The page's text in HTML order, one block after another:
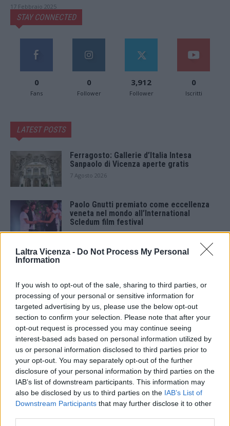
Laltra Vicenza - Do Not Process My Personal
Information
If you wish to opt-out of the sale, sharing to third parties, or
processing of your personal or sensitive information for
targeted advertising by us, please use the below opt-out
section to confirm your selection. Please note that after your
opt-out request is processed you may continue seeing
interest-based ads based on personal information utilized by
us or personal information disclosed to third parties prior to
your opt-out. You may separately opt-out of the further
disclosure of your personal information by third parties on the
IAB’s list of downstream participants. This information may
also be disclosed by us to third parties on the IAB’s List of
Downstream Participants that may further disclose it to other
17 Febbraio 2025
STAY CONNECTED
0
Fans
0
Follower
3,912
Follower
0
Iscritti
LATEST POSTS
Ferragosto: Gallerie d’Italia Intesa
Sanpaolo di Vicenza aperte gratis
7 Agosto 2026
Paolo Gnutti premiato come eccellenza
veneta nel mondo all’International
Scledum film festival
6 Agosto 2026
Berici in Festival 2026: a Lonigo “Little
“Teatro in casa”: il 5 agosto il primo
spettacolo a Marano Vicentino con Maria
Celeste Carobene
4 Agosto 2026
Salotti Urbani 2026 al Bixio di Vicenza:
agosto inizia con libri, poesie e musica
3 Agosto 2026
Vicenza, Gallerie d’Italia aperta e gratis
domenica 2 agosto
1 Agosto 2026